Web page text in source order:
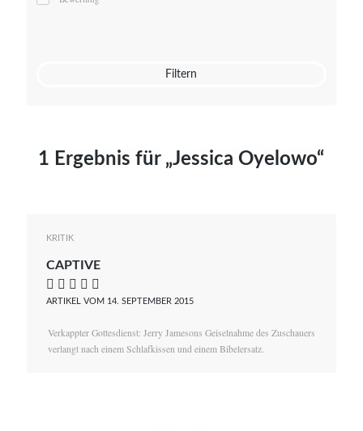
Mato von Vogelstein
Filtern
1 Ergebnis für „Jessica Oyelowo“
KRITIK
CAPTIVE
    
ARTIKEL VOM 14. SEPTEMBER 2015
Verkappter Gottesdienst: Jerry Jamesons Geiselnahme des Zuschauers
verlangt nach einem Schlafkissen und einem Bibelersatz.